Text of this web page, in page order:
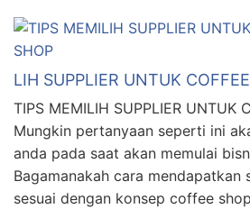
LIH SUPPLIER UNTUK
TIPS MEMILIH SUPPLIER UNTUK
Mungkin pertanyaan seperti ini
anda pada saat akan memulai
Bagamanakah cara mendapatkan
sesuai dengan konsep coffee